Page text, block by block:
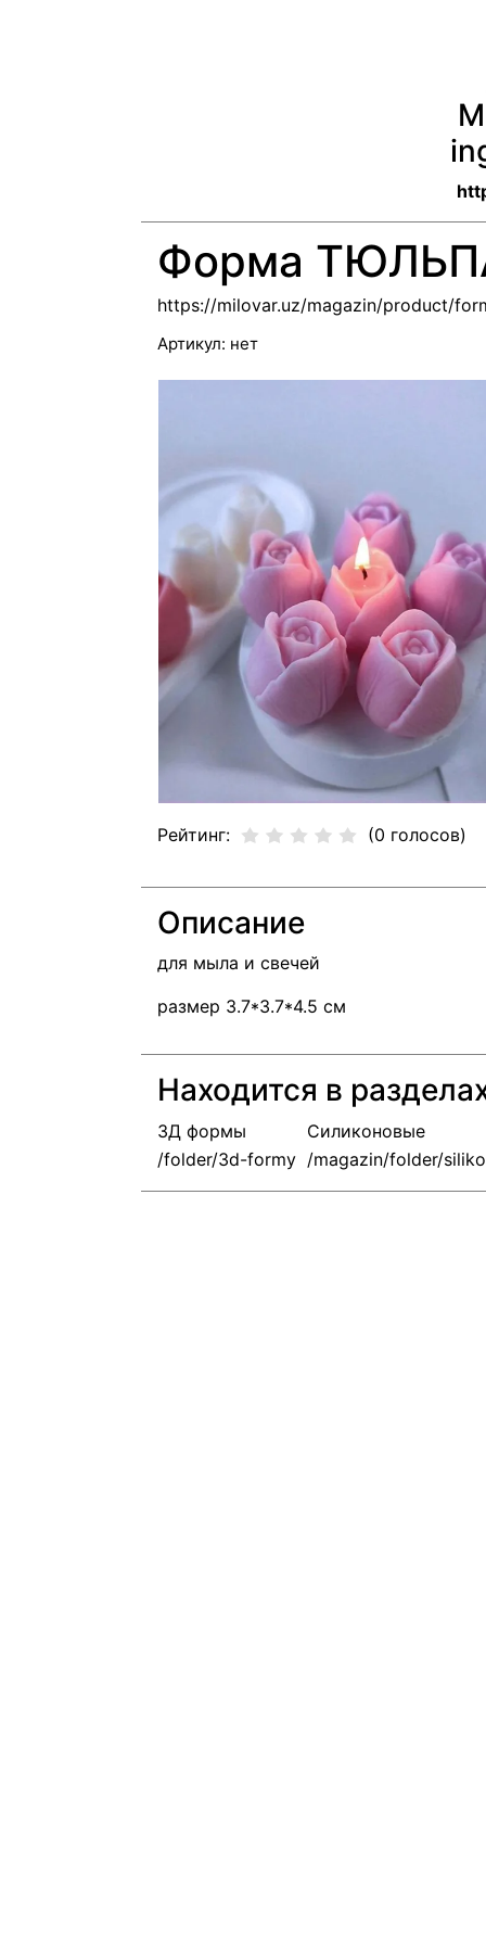
Форма
https://milovar.uz/magazin/product/
Артикул: нет
Рейтинг: (0 голосов)
Описание
для мыла и свечей
размер 3.7*3.7*4.5 см
Находится в
3Д формы Силиконовые